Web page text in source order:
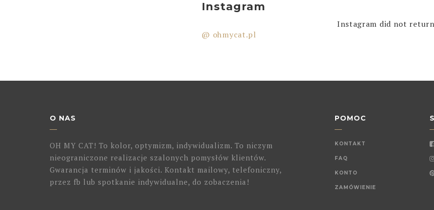
Instagram
@ ohmycat.pl
Instagram did not
O NAS
OH MY CAT! To kolor, optymizm, indywidualizm. To niczym
nieograniczone realizacje szalonych pomysłów klientów.
Gwarancja terminów i jakości. Kontakt mailowy, telefoniczny,
przez fb lub spotkanie indywidualne, do zobaczenia!
POMOC
KONTAKT
FAQ
KONTO
ZAMÓWIENIE